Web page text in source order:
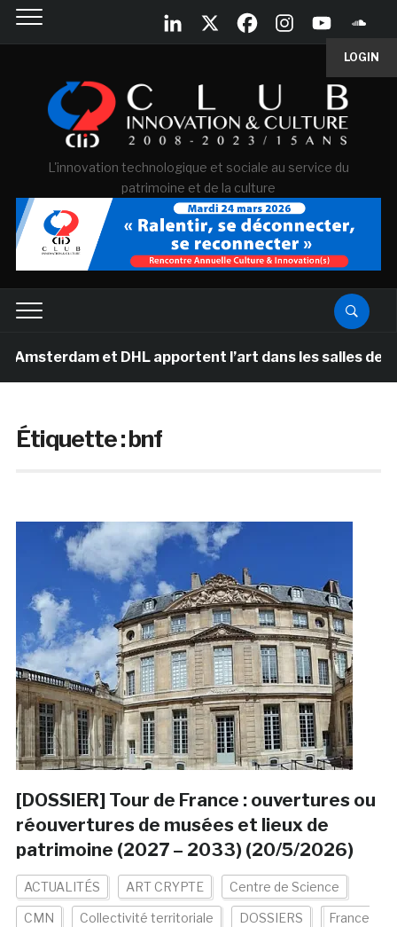
LOGIN
L'innovation technologique et sociale au service du
patrimoine et de la culture
et DHL apportent l’art dans les salles de classe des
Étiquette :bnf
[DOSSIER] Tour de France : ouvertures ou
réouvertures de musées et lieux de
patrimoine (2027 – 2033) (20/5/2026)
ACTUALITÉS ART CRYPTE Centre de Science
CMN Collectivité territoriale DOSSIERS France